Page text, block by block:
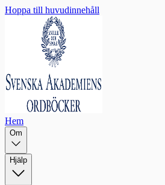
Hoppa till huvudinnehåll
Hem
Om
Hjälp